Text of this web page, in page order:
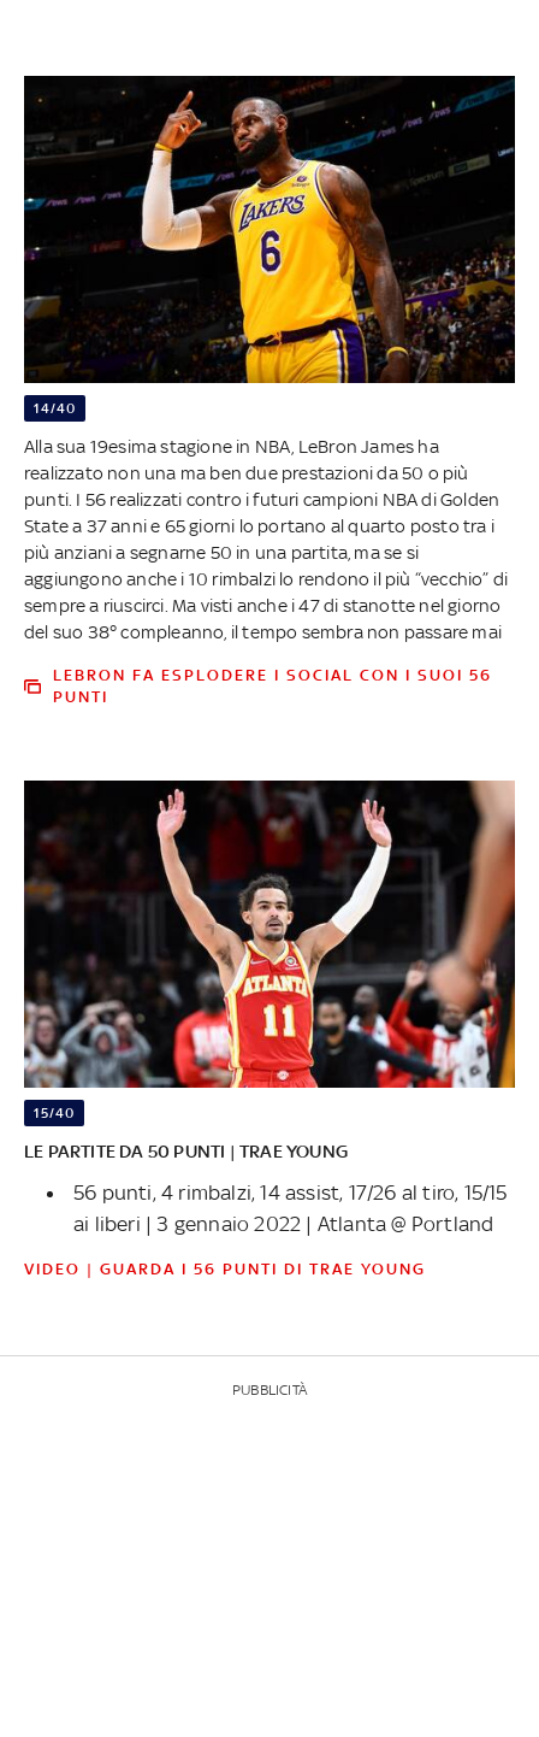
14/40
Alla sua 19esima stagione in NBA, LeBron James ha
realizzato non una ma ben due prestazioni da 50 o più
punti. I 56 realizzati contro i futuri campioni NBA di Golden
State a 37 anni e 65 giorni lo portano al quarto posto tra i
più anziani a segnarne 50 in una partita, ma se si
aggiungono anche i 10 rimbalzi lo rendono il più “vecchio” di
sempre a riuscirci. Ma visti anche i 47 di stanotte nel giorno
del suo 38° compleanno, il tempo sembra non passare mai
LEBRON FA ESPLODERE I SOCIAL CON I SUOI 56
PUNTI
15/40
LE PARTITE DA 50 PUNTI | TRAE YOUNG
56 punti, 4 rimbalzi, 14 assist, 17/26 al tiro, 15/15
ai liberi | 3 gennaio 2022 | Atlanta @ Portland
VIDEO | GUARDA I 56 PUNTI DI TRAE YOUNG
PUBBLICITÀ